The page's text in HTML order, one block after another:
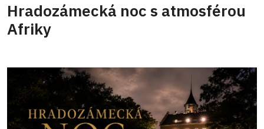
Hradozámecká noc s atmosférou
Afriky